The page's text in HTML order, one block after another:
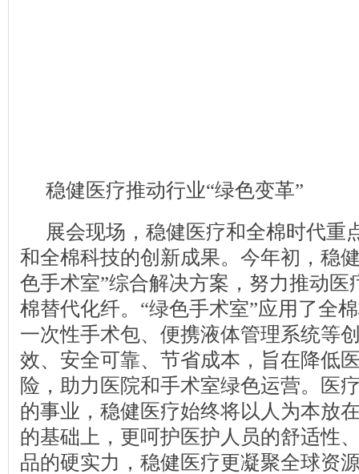
稳健医疗推动行业“绿色变革”
展会现场，稳健医疗和全棉时代重
和全棉科技的创新成果。今年初，稳
色手术室”综合解决方案，努力推动医
棉替代化纤。“绿色手术室”应用了全
一次性手术包、便携液体管理系统等
效、安全可靠、节省成本，旨在降低
险，助力医院和手术室绿色运营。医
的事业，稳健医疗始终将以人为本放
的基础上，更呵护医护人员的舒适性
品的硬实力，稳健医疗更凝聚全球资